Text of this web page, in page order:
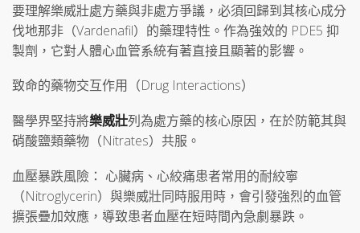
要理解樂威壯處方藥與非處方爭議，必須回歸到其核心成分
伐地那非（Vardenafil）的藥理特性。作為強效的 PDE5 抑
製劑，它對人體心血管系統有著直接且顯著的影響。
致命的藥物交互作用（Drug Interactions）
醫學界堅持將樂威壯列為處方藥的核心原因，在於防範其與
硝酸鹽類藥物（Nitrates）共服。
血壓暴跌風險： 心臟病、心絞痛患者常用的耐絞寧
（Nitroglycerin）與樂威壯同時服用時，會引發強烈的血管
擴張疊加效應，導致患者血壓在短時間內急劇暴跌。